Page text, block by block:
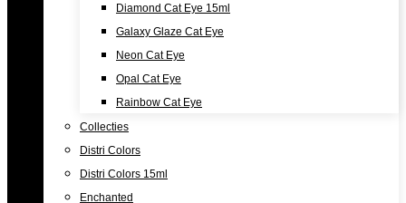
Diamond Cat Eye 15ml
Galaxy Glaze Cat Eye
Neon Cat Eye
Opal Cat Eye
Rainbow Cat Eye
Collecties
Distri Colors
Distri Colors 15ml
Enchanted